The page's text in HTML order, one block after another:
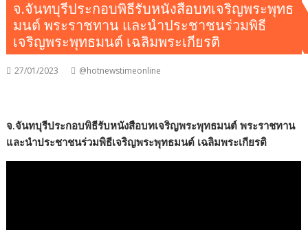
จ.จันทบุรีประกอบพิธีรับหนังสือบทเจริญพระพุทธ
มนต์ พระราชทาน และนำประชาชนร่วมพิธี
เจริญพระพุทธมนต์ เฉลิมพระเกียรติ
27/01/2023 @hotnewstimeonline
จ.จันทบุรีประกอบพิธีรับหนังสือบทเจริญพระพุทธมนต์ พระราชทาน
และนำประชาชนร่วมพิธีเจริญพระพุทธมนต์ เฉลิมพระเกียรติ